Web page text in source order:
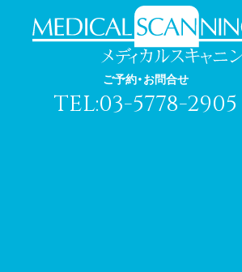
ご予約・お問合せ
TEL:03-5778-2905